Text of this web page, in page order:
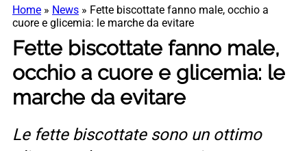
Home » News » Fette biscottate fanno male, occhio a
cuore e glicemia: le marche da evitare
Fette biscottate fanno male,
occhio a cuore e glicemia: le
marche da evitare
Le fette biscottate sono un ottimo